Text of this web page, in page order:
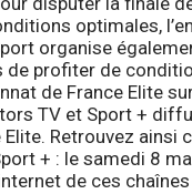
optimales,
organise
de profiter de
de France Elite
TV et Sport +
Retrouvez ainsi
+ : le samedi 8
de ces